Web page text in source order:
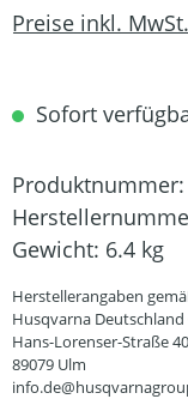
Preise inkl.
Sofort
Produktnummer:
Gewicht: 6.4 kg
Herstellerangaben
Husqvarna Deutschland
Hans-Lorenser-Straße 40
89079 Ulm